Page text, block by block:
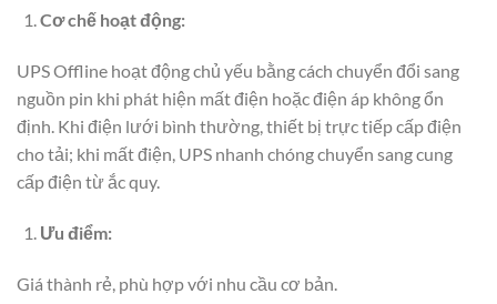
Cơ chế hoạt động:
UPS Offline hoạt động chủ yếu bằng cách chuyển đổi sang
nguồn pin khi phát hiện mất điện hoặc điện áp không ổn
định. Khi điện lưới bình thường, thiết bị trực tiếp cấp điện
cho tải; khi mất điện, UPS nhanh chóng chuyển sang cung
cấp điện từ ắc quy.
Ưu điểm:
Giá thành rẻ, phù hợp với nhu cầu cơ bản.